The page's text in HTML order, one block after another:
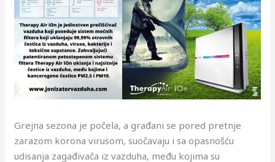
Grejna sezona je počela, a građani se pored pretnje
zarazom korona virusom, suočavaju i sa opasnošću
udisanja zagađivača iz vazduha, među kojima su